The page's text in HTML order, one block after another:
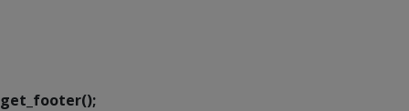
get_footer();